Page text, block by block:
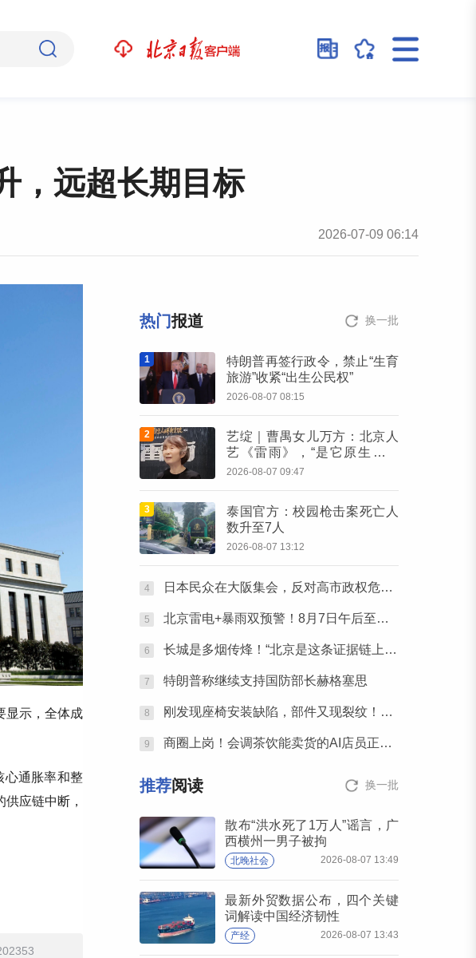
，远超长期目标
2026-07-09 06:14
显示，全体成
心通胀率和整
应链中断，
热门报道 换一批
1
特朗普再签行政令，禁止“生育
旅游”收紧“出生公民权”
2026-08-07 08:15
2
艺绽｜曹禺女儿万方：北京人
艺《雷雨》，“是它原生的样
子”
2026-08-07 09:47
3
泰国官方：校园枪击案死亡人
数升至7人
2026-08-07 13:12
4 日本民众在大阪集会，反对高市政权危险动向
5 北京雷电+暴雨双预警！8月7日午后至夜间有明显雷雨，六区升级暴雨黄色预警
6 长城是多烟传烽！“北京是这条证据链上的最后一环”
7 特朗普称继续支持国防部长赫格塞思
8 刚发现座椅安装缺陷，部件又现裂纹！美联邦航空局下令：排查
9 商圈上岗！会调茶饮能卖货的AI店员正在进化
推荐阅读 换一批
散布“洪水死了1万人”谣言，广
西横州一男子被拘
北晚社会 2026-08-07 13:49
最新外贸数据公布，四个关键
词解读中国经济韧性
产经 2026-08-07 13:43